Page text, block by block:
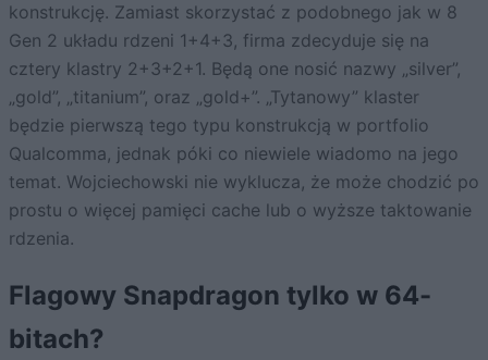
konstrukcję. Zamiast skorzystać z podobnego jak w 8
Gen 2 układu rdzeni 1+4+3, firma zdecyduje się na
cztery klastry 2+3+2+1. Będą one nosić nazwy „silver”,
„gold”, „titanium”, oraz „gold+”. „Tytanowy” klaster
będzie pierwszą tego typu konstrukcją w portfolio
Qualcomma, jednak póki co niewiele wiadomo na jego
temat. Wojciechowski nie wyklucza, że może chodzić po
prostu o więcej pamięci cache lub o wyższe taktowanie
rdzenia.
Flagowy Snapdragon tylko w 64-
bitach?